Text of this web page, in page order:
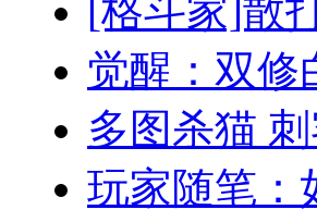
[格斗家]散
觉醒：双修
多图杀猫
玩家随笔：